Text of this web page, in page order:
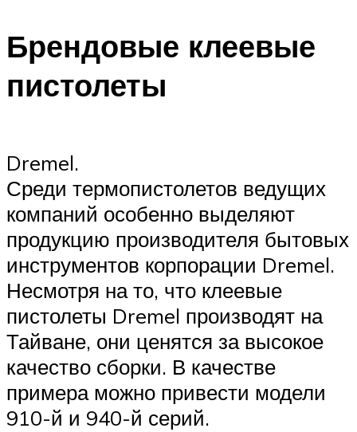
Брендовые клеевые
пистолеты
Dremel.
Среди термопистолетов ведущих
компаний особенно выделяют
продукцию производителя бытовых
инструментов корпорации Dremel.
Несмотря на то, что клеевые
пистолеты Dremel производят на
Тайване, они ценятся за высокое
качество сборки. В качестве
примера можно привести модели
910-й и 940-й серий.